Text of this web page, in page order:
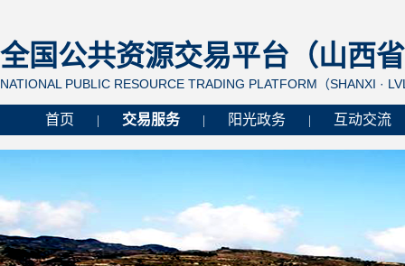
全国公共资源交易平台（山西
NATIONAL PUBLIC RESOURCE TRADING PLATFORM（SHANXI ·
首页 交易服务 阳光政务 互动交流